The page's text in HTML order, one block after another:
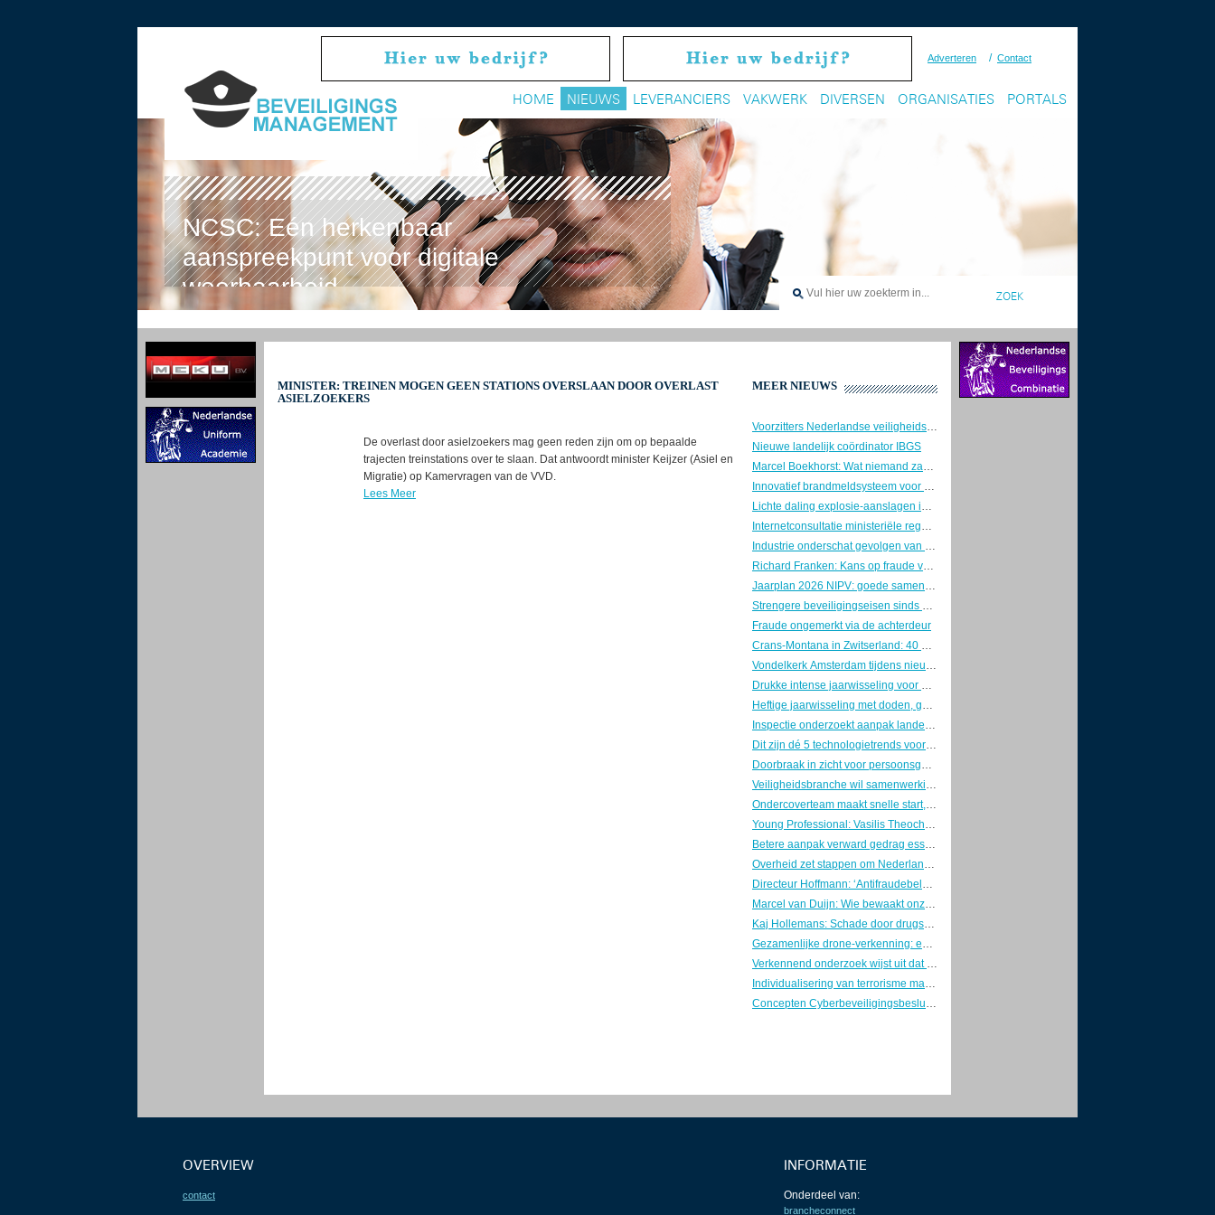
Adverteren / Contact
HOME NIEUWS LEVERANCIERS VAKWERK DIVERSEN ORGANISATIES PORTALS
NCSC: Eén herkenbaar
aanspreekpunt voor digitale
weerbaarheid
MINISTER: TREINEN MOGEN GEEN STATIONS OVERSLAAN DOOR OVERLAST
ASIELZOEKERS
De overlast door asielzoekers mag geen reden zijn om op bepaalde
trajecten treinstations over te slaan. Dat antwoordt minister Keijzer (Asiel en
Migratie) op Kamervragen van de VVD.
Lees Meer
MEER NIEUWS
Voorzitters Nederlandse veiligheidswereld pleiten voor brede aanpak van nationale veiligheid
Nieuwe landelijk coördinator IBGS
Marcel Boekhorst: Wat niemand zag, tot de controller kwam
Innovatief brandmeldsysteem voor een oud theater
Lichte daling explosie-aanslagen in 2025, maar zorgen blijven groot
Internetconsultatie ministeriële regelingen cyberwetgeving gesloten
Industrie onderschat gevolgen van OT-cyberaanvallen
Richard Franken: Kans op fraude verklein je door goed leiderschap
Jaarplan 2026 NIPV: goede samenwerking is van doorslaggevend belang
Strengere beveiligingseisen sinds 1 januari: ABRO definitief door de ministerraad
Fraude ongemerkt via de achterdeur
Crans-Montana in Zwitserland: 40 doden en 115 gewonden na uitslaande brand in bar
Vondelkerk Amsterdam tijdens nieuwjaarsnacht zwaar beschadigd door grote brand.
Drukke intense jaarwisseling voor de brandweer
Heftige jaarwisseling met doden, geweld en maximale politie-inzet
Inspectie onderzoekt aanpak landelijke crises door Rijk en veiligheidsregio’s
Dit zijn dé 5 technologietrends voor de beveiligingssector in 2026
Doorbraak in zicht voor persoonsgebonden beveiligingspas
Veiligheidsbranche wil samenwerking met politie op agenda Kamerdebat
Ondercoverteam maakt snelle start, maar kampt met groeipijn
Young Professional: Vasilis Theocharis
Betere aanpak verward gedrag essentieel voor veiligheid en risicobeheersing
Overheid zet stappen om Nederland weerbaar te maken
Directeur Hoffmann: ‘Antifraudebeleid begint met preventie’
Marcel van Duijn: Wie bewaakt onze DigiD? Tijd voor een Minister van Digitale Zaken
Kaj Hollemans: Schade door drugsgebruik voorkomen met verstandige keuzes
Gezamenlijke drone-verkenning: eerste stap naar één geïntegreerd luchtruimbeeld
Verkennend onderzoek wijst uit dat Nederlanders hun telefoon en fietsaccu veilig opladen
Individualisering van terrorisme maakt dreiging onvoorspelbaarder
Concepten Cyberbeveiligingsbesluit en Besluit weerbaarheid kritieke entiteiten naar de RvS
OVERVIEW
contact
INFORMATIE
Onderdeel van:
brancheconnect